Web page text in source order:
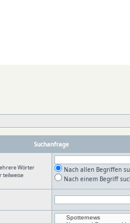
Suchanfrage
Wörter
teilweise
Nach allen Begriffen
Nach einem Begriff